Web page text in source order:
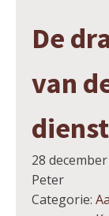
De
van
28
Peter
Categorie: